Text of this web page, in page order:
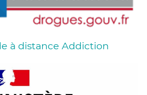
à distance Addiction